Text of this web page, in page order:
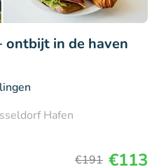
ontbijt in de haven
Hafen
€191 €113